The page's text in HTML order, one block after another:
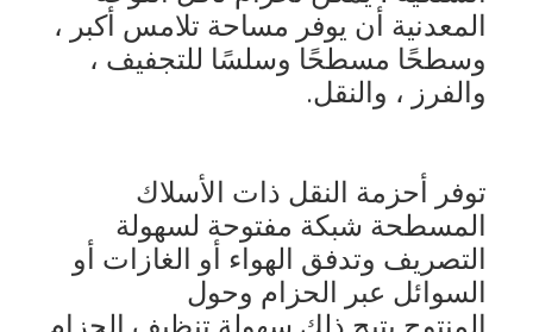
منزل
حول بنا
والفرز ، والنقل.
السوائل عبر الحزام وحول